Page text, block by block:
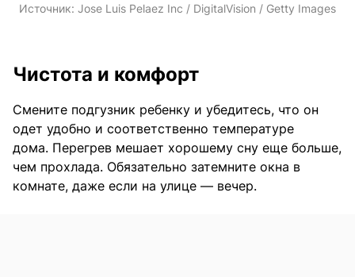
Источник: Jose Luis Pelaez Inc / DigitalVision / Getty Images
Чистота и комфорт
Смените подгузник ребенку и убедитесь, что он
одет удобно и соответственно температуре
дома. Перегрев мешает хорошему сну еще больше,
чем прохлада. Обязательно затемните окна в
комнате, даже если на улице — вечер.